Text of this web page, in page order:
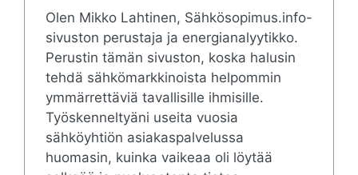
Olen Mikko Lahtinen, Sähkösopimus.info-
sivuston perustaja ja energianalyytikko.
Perustin tämän sivuston, koska halusin
tehdä sähkömarkkinoista helpommin
ymmärrettäviä tavallisille ihmisille.
Työskenneltyäni useita vuosia
sähköyhtiön asiakaspalvelussa
huomasin, kuinka vaikeaa oli löytää